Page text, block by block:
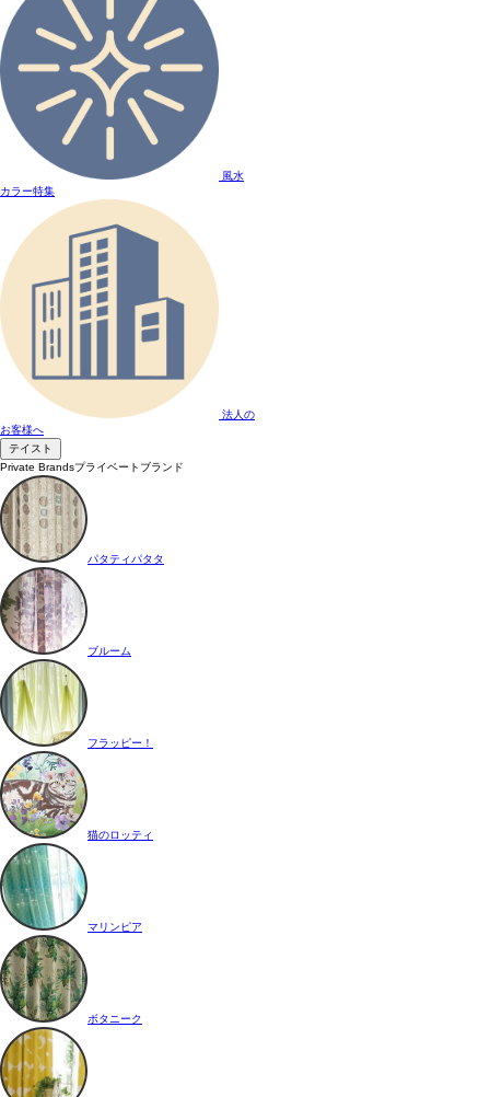
風水
カラー特集
法人の
お客様へ
テイスト
Private Brandsプライベートブランド
パタティパタタ
ブルーム
フラッピー！
猫のロッティ
マリンピア
ボタニーク